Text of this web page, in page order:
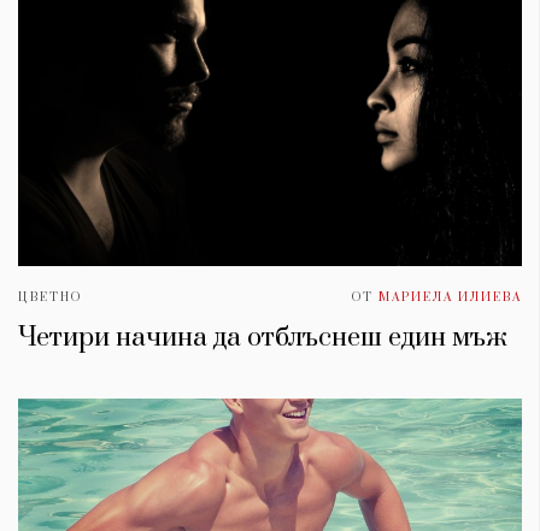
ЦВЕТНО ОТ МАРИЕЛА ИЛИЕВА
Четири начина да отблъснеш един мъж